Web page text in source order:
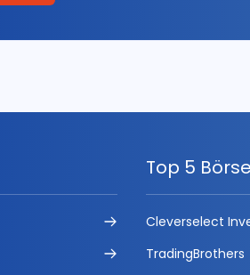
Top 5
Cleverselect
TradingBrothers